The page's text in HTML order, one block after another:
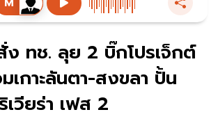
ทช. ลุย 2 บิ๊กโปรเจ็กต์
เกาะลันตา-สงขลา ปั้น
วียร่า เฟส 2